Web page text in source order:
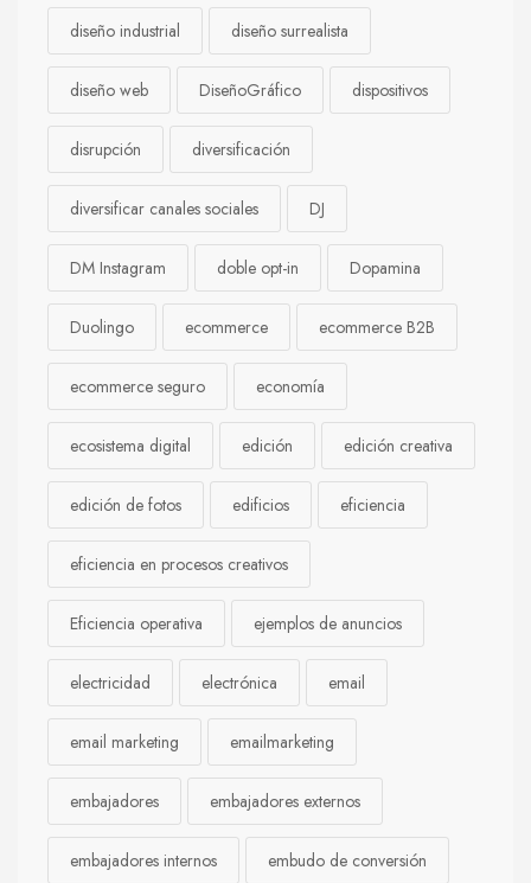
diseño industrial diseño surrealista
diseño web DiseñoGráfico dispositivos
disrupción diversificación
diversificar canales sociales DJ
DM Instagram doble opt-in Dopamina
Duolingo ecommerce ecommerce B2B
ecommerce seguro economía
ecosistema digital edición edición creativa
edición de fotos edificios eficiencia
eficiencia en procesos creativos
Eficiencia operativa ejemplos de anuncios
electricidad electrónica email
email marketing emailmarketing
embajadores embajadores externos
embajadores internos embudo de conversión